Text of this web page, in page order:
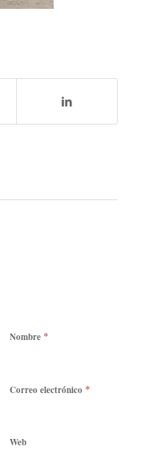
Nombre *
Correo electrónico *
Web